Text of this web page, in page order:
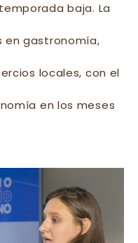
baja. La
en gastronomía,
locales, con el
en los meses